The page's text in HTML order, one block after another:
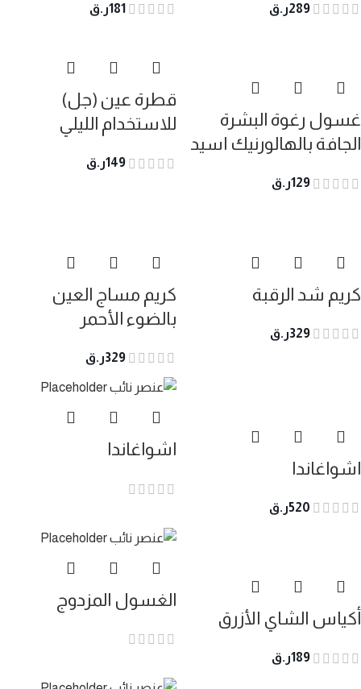
289ر.ق 181ر.ق
غسول رغوة البشرة
الجافة بالهالورنيك اسيد
129ر.ق
قطرة عين (جل)
للاستخدام الليلي
149ر.ق
كريم شد الرقبة
329ر.ق
كريم مساج العين
بالضوء الأحمر
329ر.ق
اشواغاندا
520ر.ق
اشواغاندا
أكياس الشاي الأزرق
189ر.ق
الغسول المزدوج